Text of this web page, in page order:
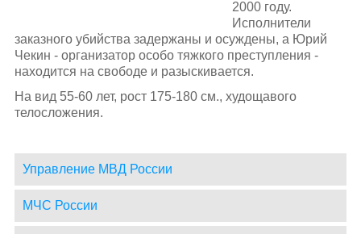
2000 году.
Исполнители
заказного убийства задержаны и осуждены, а Юрий
Чекин - организатор особо тяжкого преступления -
находится на свободе и разыскивается.
На вид 55-60 лет, рост 175-180 см., худощавого
телосложения.
Управление МВД России
МЧС России